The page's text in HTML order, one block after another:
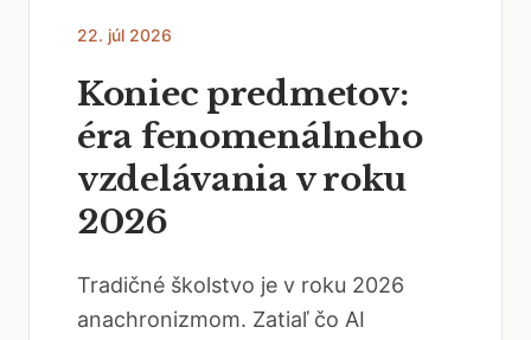
22. júl 2026
Koniec predmetov:
éra fenomenálneho
vzdelávania v roku
2026
Tradičné školstvo je v roku 2026
anachronizmom. Zatiaľ čo AI